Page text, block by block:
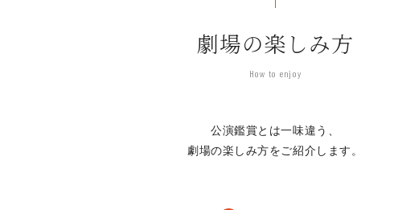
劇場の楽しみ方
How to enjoy
公演鑑賞とは一味違う、
劇場の楽しみ方をご紹介します。